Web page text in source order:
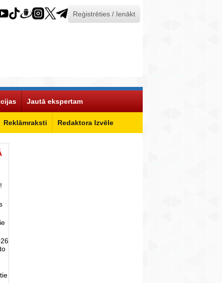
Reģistrēties / Ienākt
Reklāmraksti Redaktora Izvēle
Jautā ekspertam